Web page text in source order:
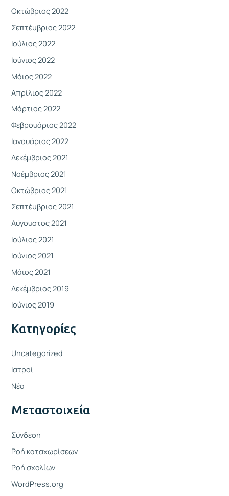
Οκτώβριος 2022
Σεπτέμβριος 2022
Ιούλιος 2022
Ιούνιος 2022
Μάιος 2022
Απρίλιος 2022
Μάρτιος 2022
Φεβρουάριος 2022
Ιανουάριος 2022
Δεκέμβριος 2021
Νοέμβριος 2021
Οκτώβριος 2021
Σεπτέμβριος 2021
Αύγουστος 2021
Ιούλιος 2021
Ιούνιος 2021
Μάιος 2021
Δεκέμβριος 2019
Ιούνιος 2019
Kατηγορίες
Uncategorized
Ιατροί
Νέα
Μεταστοιχεία
Σύνδεση
Ροή καταχωρίσεων
Ροή σχολίων
WordPress.org